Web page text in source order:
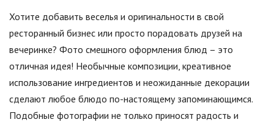
Хотите добавить веселья и оригинальности в свой
ресторанный бизнес или просто порадовать друзей на
вечеринке? Фото смешного оформления блюд – это
отличная идея! Необычные композиции, креативное
использование ингредиентов и неожиданные декорации
сделают любое блюдо по-настоящему запоминающимся.
Подобные фотографии не только приносят радость и